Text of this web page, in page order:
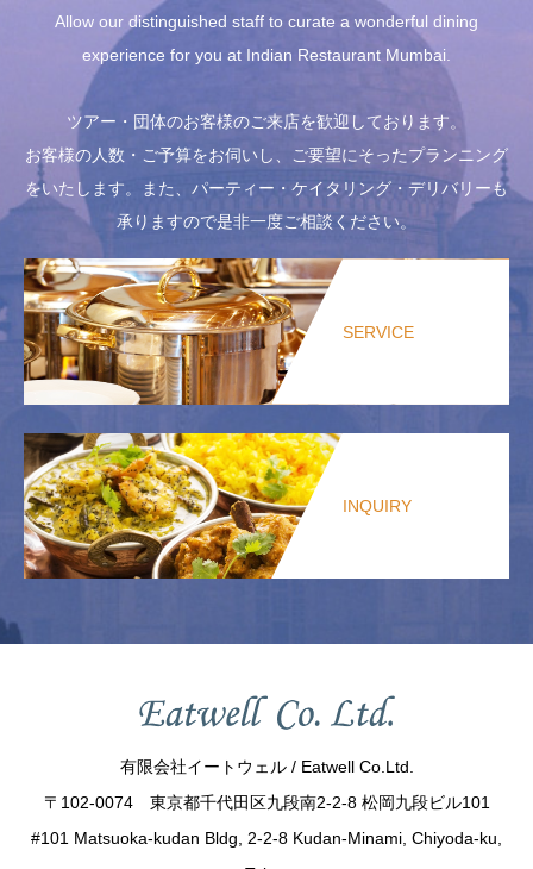
Allow our distinguished staff to curate a wonderful dining
experience for you at Indian Restaurant Mumbai.
ツアー・団体のお客様のご来店を歓迎しております。
お客様の人数・ご予算をお伺いし、ご要望にそったプランニング
をいたします。また、パーティー・ケイタリング・デリバリーも
承りますので是非一度ご相談ください。
SERVICE
INQUIRY
有限会社イートウェル / Eatwell Co.Ltd.
〒102-0074 東京都千代田区九段南2-2-8 松岡九段ビル101
#101 Matsuoka-kudan Bldg, 2-2-8 Kudan-Minami, Chiyoda-ku,